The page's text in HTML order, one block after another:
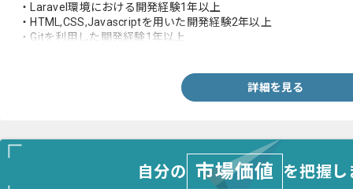
・Laravel環境における開発経験1年以上
・HTML,CSS,Javascriptを用いた開発経験2年以上
・Gitを利用した開発経験1年以上
詳細を見る
自分の 市場価値 を把握